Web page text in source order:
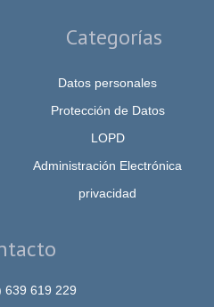
Categorías
Datos personales
Protección de Datos
LOPD
Administración Electrónica
privacidad
639 619 229